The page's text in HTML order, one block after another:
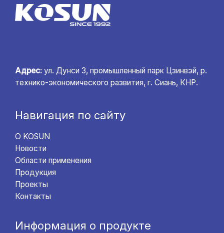
Адрес: ул. Дунси 3, промышленный парк Цзинвэй, р.
технико-экономического развития, г. Сиань, КНР.
Навигация по сайту
О KOSUN
Новости
Области применения
Продукция
Проекты
Контакты
Информация о продукте